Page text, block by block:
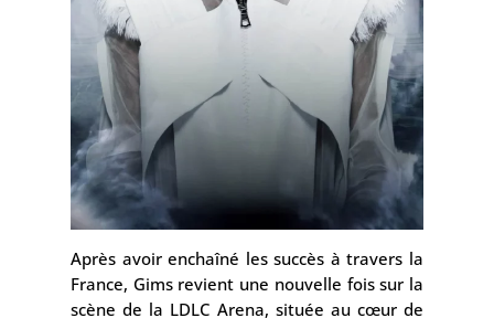
Après avoir enchaîné les succès à travers la
France, Gims revient une nouvelle fois sur la
scène de la LDLC Arena, située au cœur de